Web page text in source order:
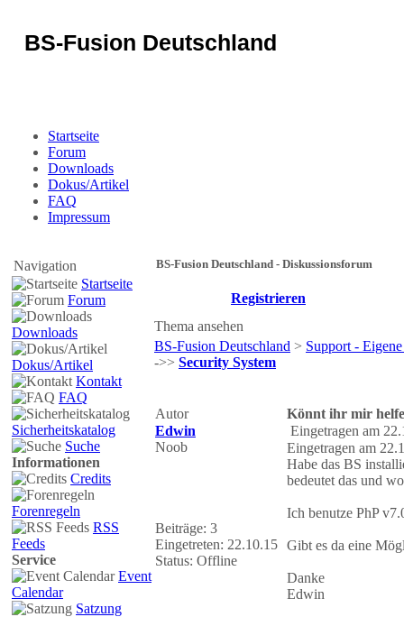
BS-Fusion Deutschland
Startseite
Forum
Downloads
Dokus/Artikel
FAQ
Impressum
Navigation
Startseite
Forum
Downloads
Dokus/Artikel
Kontakt
FAQ
Sicherheitskatalog
Suche
Informationen
Credits
Forenregeln
RSS
Feeds
Service
Event
Calendar
Satzung
BS-Fusion Deutschland - Diskussionsforum
Registrieren
Thema ansehen
BS-Fusion Deutschland > Support -
->> Security System
Autor
Könnt ihr mir
Edwin
Noob
Beiträge: 3
Eingetreten: 22.10.15
Status: Offline
Eingetragen am
Eingetragen am
Habe das BS
bedeutet das und
Ich benutze PhP
Gibt es da eine
Danke
Edwin